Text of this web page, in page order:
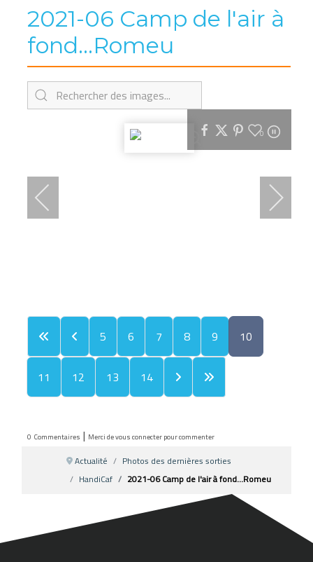
2021-06 Camp de l'air à
fond...Romeu
0
5 6 7 8 9
10
11
12 13 14
0 Commentaires | Merci de vous connecter pour commenter
Actualité
Photos des dernières sorties
HandiCaf
2021-06 Camp de l'air à fond...Romeu